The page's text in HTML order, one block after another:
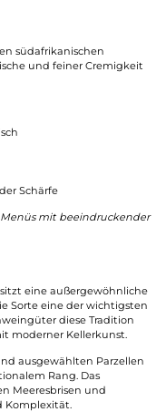
südafrikanischen
und feiner Cremigkeit
Schärfe
mit beeindruckender
eine außergewöhnliche
Sorte eine der wichtigsten
diese Tradition
moderner Kellerkunst.
ausgewählten Parzellen
Rang. Das
Meeresbrisen und
Komplexität.